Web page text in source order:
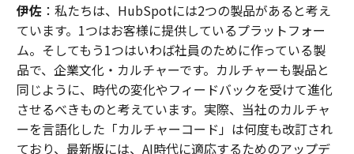
伊佐：私たちは、HubSpotには2つの製品があると考え
ています。1つはお客様に提供しているプラットフォー
ム。そしてもう1つはいわば社員のために作っている製
品で、企業文化・カルチャーです。カルチャーも製品と
同じように、時代の変化やフィードバックを受けて進化
させるべきものと考えています。実際、当社のカルチャ
ーを言語化した「カルチャーコード」は何度も改訂され
ており、最新版には、AI時代に適応するためのアップデ